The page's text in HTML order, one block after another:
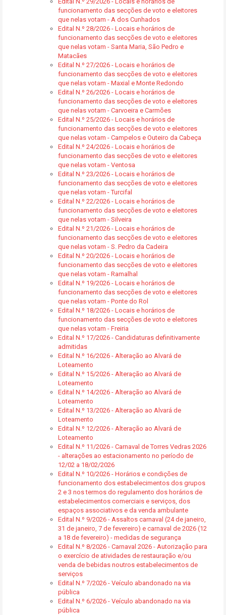
funcionamento das secções de voto e eleitores
que nelas votam - A dos Cunhados
Edital N.º 28/2026 - Locais e horários de
funcionamento das secções de voto e eleitores
que nelas votam - Santa Maria, São Pedro e
Matacães
Edital N.º 27/2026 - Locais e horários de
funcionamento das secções de voto e eleitores
que nelas votam - Maxial e Monte Redondo
Edital N.º 26/2026 - Locais e horários de
funcionamento das secções de voto e eleitores
que nelas votam - Carvoeira e Carmões
Edital N.º 25/2026 - Locais e horários de
funcionamento das secções de voto e eleitores
que nelas votam - Campelos e Outeiro da Cabeça
Edital N.º 24/2026 - Locais e horários de
funcionamento das secções de voto e eleitores
que nelas votam - Ventosa
Edital N.º 23/2026 - Locais e horários de
funcionamento das secções de voto e eleitores
que nelas votam - Turcifal
Edital N.º 22/2026 - Locais e horários de
funcionamento das secções de voto e eleitores
que nelas votam - Silveira
Edital N.º 21/2026 - Locais e horários de
funcionamento das secções de voto e eleitores
que nelas votam - S. Pedro da Cadeira
Edital N.º 20/2026 - Locais e horários de
funcionamento das secções de voto e eleitores
que nelas votam - Ramalhal
Edital N.º 19/2026 - Locais e horários de
funcionamento das secções de voto e eleitores
que nelas votam - Ponte do Rol
Edital N.º 18/2026 - Locais e horários de
funcionamento das secções de voto e eleitores
que nelas votam - Freiria
Edital N.º 17/2026 - Candidaturas definitivamente
admitidas
Edital N.º 16/2026 - Alteração ao Alvará de
Loteamento
Edital N.º 15/2026 - Alteração ao Alvará de
Loteamento
Edital N.º 14/2026 - Alteração ao Alvará de
Loteamento
Edital N.º 13/2026 - Alteração ao Alvará de
Loteamento
Edital N.º 12/2026 - Alteração ao Alvará de
Loteamento
Edital N.º 11/2026 - Carnaval de Torres Vedras 2026
- alterações ao estacionamento no período de
12/02 a 18/02/2026
Edital N.º 10/2026 - Horários e condições de
funcionamento dos estabelecimentos dos grupos
2 e 3 nos termos do regulamento dos horários de
estabelecimentos comerciais e serviços, dos
espaços associativos e da venda ambulante
Edital N.º 9/2026 - Assaltos carnaval (24 de janeiro,
31 de janeiro, 7 de fevereiro) e carnaval de 2026 (12
a 18 de fevereiro) - medidas de segurança
Edital N.º 8/2026 - Carnaval 2026 - Autorização para
o exercício de atividades de restauração e/ou
venda de bebidas noutros estabelecimentos de
serviços
Edital N.º 7/2026 - Veículo abandonado na via
pública
Edital N.º 6/2026 - Veículo abandonado na via
pública